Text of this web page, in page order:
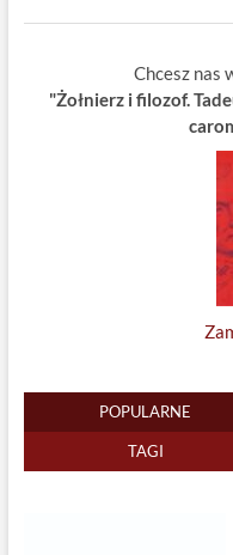
Chcesz nas
"Żołnierz i filozof.
POPULARNE
TAGI